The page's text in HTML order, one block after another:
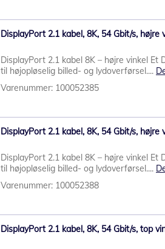
DisplayPort 2.1 kabel, 8K, 54 Gbit/s, højre
DisplayPort 2.1 kabel 8K – højre vinkel Et
til højopløselig billed- og lydoverførsel....
Varenummer: 100052385
DisplayPort 2.1 kabel, 8K, 54 Gbit/s, højre
DisplayPort 2.1 kabel 8K – højre vinkel Et
til højopløselig billed- og lydoverførsel....
Varenummer: 100052388
DisplayPort 2.1 kabel, 8K, 54 Gbit/s, top